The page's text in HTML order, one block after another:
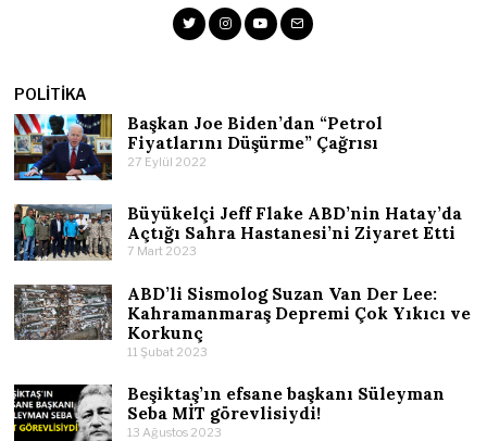
POLITIKA
Başkan Joe Biden’dan “Petrol
Fiyatlarını Düşürme” Çağrısı
27 Eylül 2022
Büyükelçi Jeff Flake ABD’nin Hatay’da
Açtığı Sahra Hastanesi’ni Ziyaret Etti
7 Mart 2023
ABD’li Sismolog Suzan Van Der Lee:
Kahramanmaraş Depremi Çok Yıkıcı ve
Korkunç
11 Şubat 2023
Beşiktaş’ın efsane başkanı Süleyman
Seba MİT görevlisiydi!
13 Ağustos 2023